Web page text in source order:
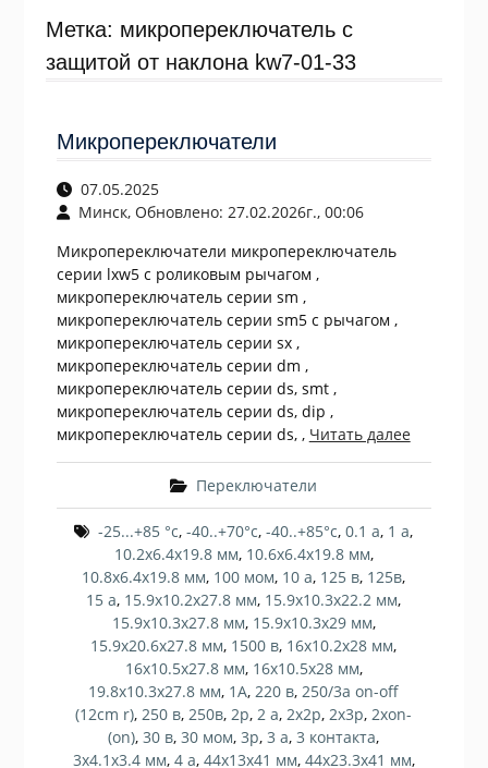
Метка: микропереключатель с
защитой от наклона kw7-01-33
Микропереключатели
07.05.2025
Минск, Обновлено: 27.02.2026г., 00:06
Микропереключатели микропереключатель
серии lxw5 с роликовым рычагом ,
микропереключатель серии sm ,
микропереключатель серии sm5 с рычагом ,
микропереключатель серии sx ,
микропереключатель серии dm ,
микропереключатель серии ds, smt ,
микропереключатель серии ds, dip ,
микропереключатель серии ds, , Читать далее
Переключатели
-25...+85 °c,-40..+70°c,-40..+85°c,0.1 а, 1 a,
10.2х6.4х19.8 мм, 10.6х6.4х19.8 мм,
10.8х6.4х19.8 мм, 100 мом, 10 а, 125 в, 125в,
15 a, 15.9х10.2х27.8 мм, 15.9х10.3х22.2 мм,
15.9х10.3х27.8 мм, 15.9х10.3х29 мм,
15.9х20.6х27.8 мм, 1500 в, 16х10.2х28 мм,
16х10.5х27.8 мм, 16х10.5х28 мм,
19.8х10.3х27.8 мм, 1А,220 в,250/3a on-off
(12cm r),250 в,250в,2p,2 а,2х2p,2х3p,2хon-
(on),30 в,30 мом,3p,3 а,3 контакта,
3х4.1х3.4 мм, 4 a, 44х13х41 мм, 44х23.3х41 мм,